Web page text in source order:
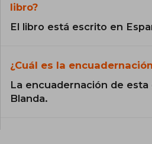
libro?
El libro está escrito en
¿Cuál es la
La encuadernación de esta
Blanda.